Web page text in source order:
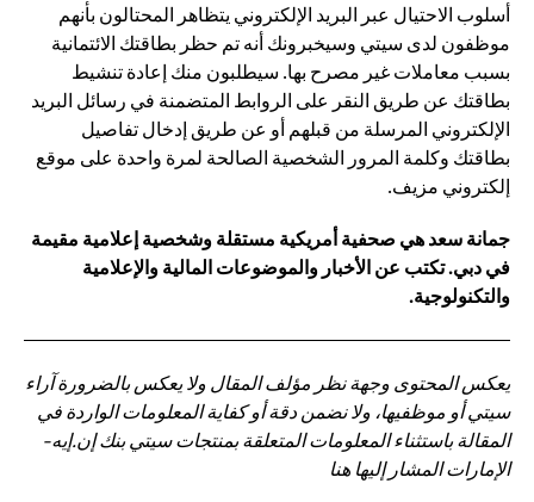
أسلوب الاحتيال عبر البريد الإلكتروني يتظاهر المحتالون بأنهم
موظفون لدى سيتي وسيخبرونك أنه تم حظر بطاقتك الائتمانية
بسبب معاملات غير مصرح بها. سيطلبون منك إعادة تنشيط
بطاقتك عن طريق النقر على الروابط المتضمنة في رسائل البريد
الإلكتروني المرسلة من قبلهم أو عن طريق إدخال تفاصيل
بطاقتك وكلمة المرور الشخصية الصالحة لمرة واحدة على موقع
إلكتروني مزيف.
جمانة سعد هي صحفية أمريكية مستقلة وشخصية إعلامية مقيمة
في دبي. تكتب عن الأخبار والموضوعات المالية والإعلامية
والتكنولوجية.
يعكس المحتوى وجهة نظر مؤلف المقال ولا يعكس بالضرورة آراء
سيتي أو موظفيها، ولا نضمن دقة أو كفاية المعلومات الواردة في
المقالة باستثناء المعلومات المتعلقة بمنتجات سيتي بنك إن.إيه-
الإمارات المشار إليها هنا